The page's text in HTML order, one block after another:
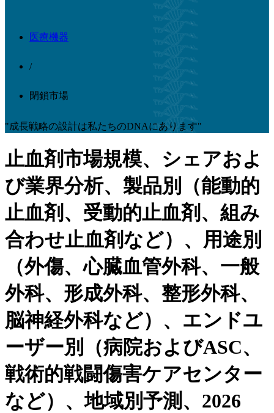
医療機器
/
閉鎖市場
"成長戦略の設計は私たちのDNAにあります"
止血剤市場規模、シェアおよ
び業界分析、製品別（能動的
止血剤、受動的止血剤、組み
合わせ止血剤など）、用途別
（外傷、心臓血管外科、一般
外科、形成外科、整形外科、
脳神経外科など）、エンドユ
ーザー別（病院およびASC、
戦術的戦闘傷害ケアセンター
など）、地域別予測、2026